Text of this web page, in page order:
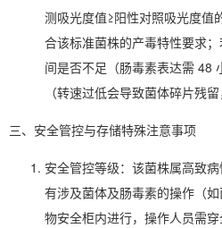
测吸光度值≥阳性对照吸光度值
合该标准菌株的产毒特性要求
间是否不足（肠毒素表达需 48
（转速过低会导致菌体碎片残留
三、安全管控与存储特殊注意事项
安全管控等级：该菌株属高致
有涉及菌体及肠毒素的操作（
物安全柜内进行，操作人员需